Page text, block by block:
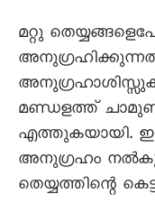
മറ്റു
മണ്ഡളത്ത്
എത്തുകയായി.
അനുഗ്രഹം
തെയ്യത്തിന്റെ